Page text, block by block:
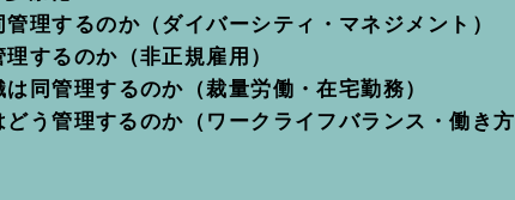
するのか（ダイバーシティ・マネジメント）
るのか（非正規雇用）
管理するのか（裁量労働・在宅勤務）
管理するのか（ワークライフバランス・働き方